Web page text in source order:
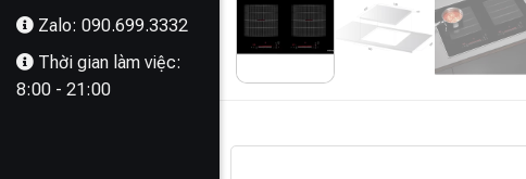
Zalo: 090.699.3332
Thời gian làm việc:
8:00 - 21:00